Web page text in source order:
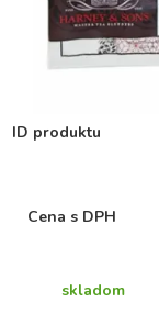
ID produktu
Cena s DPH
skladom